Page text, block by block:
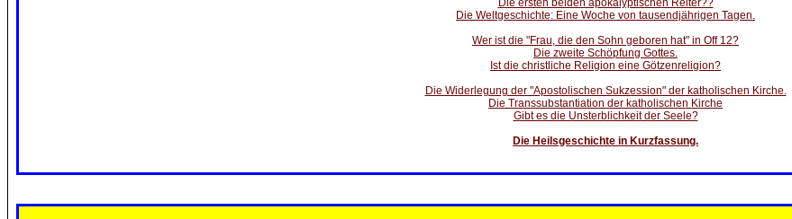
Die ersten beiden apokalyptischen Reiter??
Die Weltgeschichte: Eine Woche von tausendjährigen Tagen.
Wer ist die "Frau, die den Sohn geboren hat" in Off 12?
Die zweite Schöpfung Gottes.
Ist die christliche Religion eine Götzenreligion?
Die Widerlegung der "Apostolischen Sukzession" der katholischen Kirche.
Die Transsubstantiation der katholischen Kirche
Gibt es die Unsterblichkeit der Seele?
Die Heilsgeschichte in Kurzfassung.